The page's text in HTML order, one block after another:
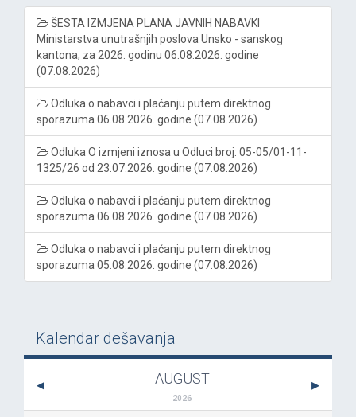
ŠESTA IZMJENA PLANA JAVNIH NABAVKI
Ministarstva unutrašnjih poslova Unsko - sanskog
kantona, za 2026. godinu 06.08.2026. godine
(07.08.2026)
Odluka o nabavci i plaćanju putem direktnog
sporazuma 06.08.2026. godine (07.08.2026)
Odluka O izmjeni iznosa u Odluci broj: 05-05/01-11-
1325/26 od 23.07.2026. godine (07.08.2026)
Odluka o nabavci i plaćanju putem direktnog
sporazuma 06.08.2026. godine (07.08.2026)
Odluka o nabavci i plaćanju putem direktnog
sporazuma 05.08.2026. godine (07.08.2026)
Kalendar dešavanja
AUGUST
2026